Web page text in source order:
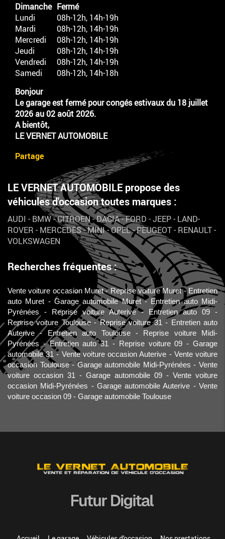
Dimanche Fermé
Lundi
08h-12h, 14h-19h
Mardi
08h-12h, 14h-19h
Mercredi
08h-12h, 14h-19h
Jeudi
08h-12h, 14h-19h
Vendredi
08h-12h, 14h-19h
Samedi
08h-12h, 14h-18h
Bonjour
Le garage est fermé pour congés estivaux du 18 juillet
2026 au 02 août 2026.
A bientôt,
LE VERNET AUTOMOBILE
Partage
LE VERNET AUTOMOBILE propose des
véhicules d'occasion toutes marques :
AUDI - BMW-CITROEN-DACIA-FORD -JEEP- LAND-
ROVER - MERCEDES-MINI-OPEL-PEUGEOT- RENAULT-
VOLKSWAGEN
Recherches fréquentes :
Vente voiture occasion Muret Reprise voiture Muret
Entretien
auto Muret
Garage automobile Muret
Entretien auto Midi-
Pyrénées
Reprise voiture Auterive
Entretien auto 09
Reprise voiture Toulouse
Reprise voiture 31
Entretien auto
Auterive
Entretien auto Toulouse
Reprise voiture Midi-
Pyrénées
Entretien auto 31 Reprise voiture 09
Garage
automobile 31
Vente voiture occasion Auterive
Vente voiture
occasion Toulouse
Garage automobile Midi-Pyrénées
Vente
voiture occasion 31
Garage automobile 09
Vente voiture
occasion Midi-Pyrénées
Garage automobile Auterive
Vente
voiture occasion 09
Garage automobile Toulouse